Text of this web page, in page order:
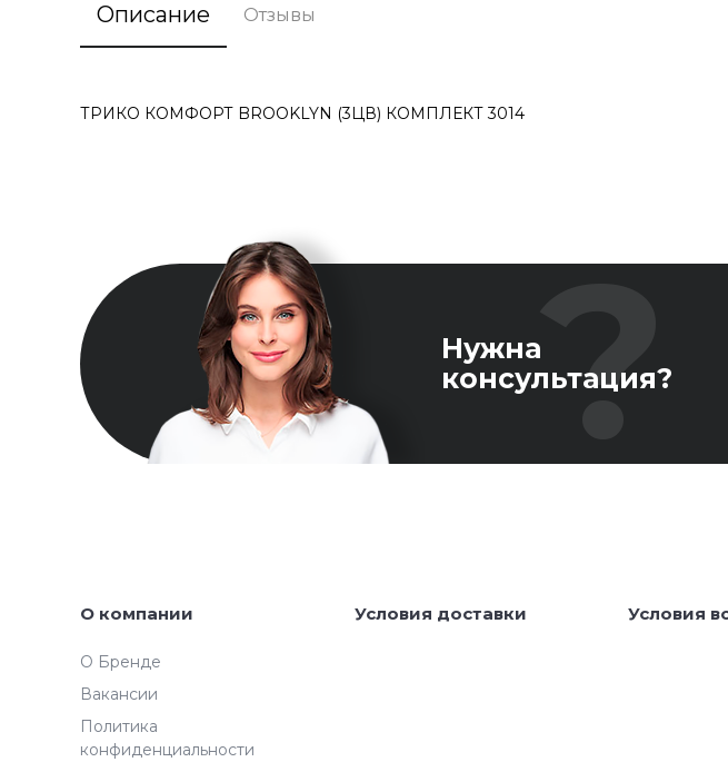
Описание Отзывы
ТРИКО КОМФОРТ BROOKLYN (3ЦВ) КОМПЛЕКТ 3014
Нужна
консультация?
О компании
О Бренде
Вакансии
Политика
конфиденциальности
Условия доставки Условия